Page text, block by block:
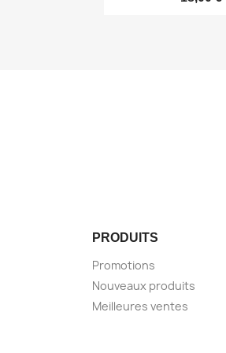
PRODUITS
Promotions
Nouveaux produits
Meilleures ventes